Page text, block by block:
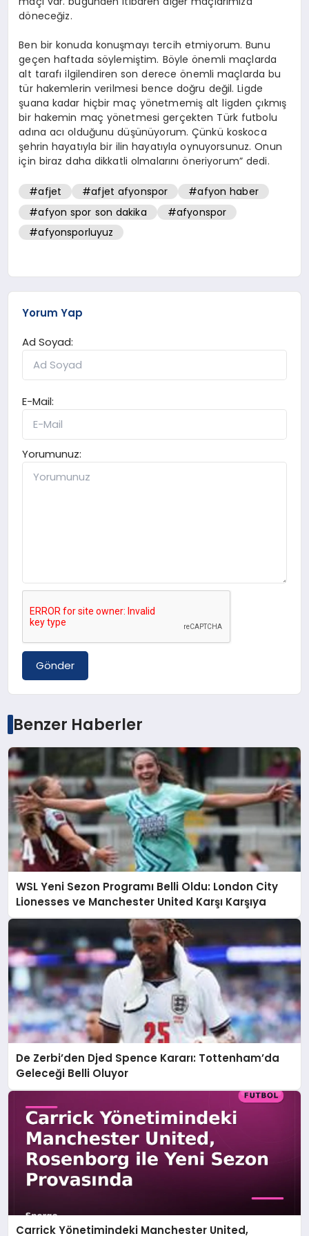
döneceğiz.
Ben bir konuda konuşmayı tercih etmiyorum. Bunu
geçen haftada söylemiştim. Böyle önemli maçlarda
alt tarafı ilgilendiren son derece önemli maçlarda bu
tür hakemlerin verilmesi bence doğru değil. Ligde
şuana kadar hiçbir maç yönetmemiş alt ligden çıkmış
bir hakemin maç yönetmesi gerçekten Türk futbolu
adına acı olduğunu düşünüyorum. Çünkü koskoca
şehrin hayatıyla bir ilin hayatıyla oynuyorsunuz. Onun
için biraz daha dikkatli olmalarını öneriyorum” dedi.
#afjet #afjet afyonspor
#afyon haber
#afyon spor son dakika
#afyonspor
#afyonsporluyuz
Yorum Yap
Ad Soyad:
E-Mail:
Yorumunuz:
Gönder
Benzer Haberler
WSL Yeni Sezon Programı Belli Oldu: London City
Lionesses ve Manchester United Karşı Karşıya
De Zerbi’den Djed Spence Kararı: Tottenham’da
Geleceği Belli Oluyor
Carrick Yönetimindeki Manchester United,